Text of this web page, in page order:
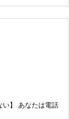
い】 あなたは電話